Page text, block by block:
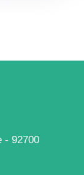
- 92700